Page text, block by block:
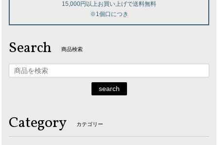
15,000円以上お買い上げで送料無料
※1個口につき
Search 商品検索
search
Category カテゴリー